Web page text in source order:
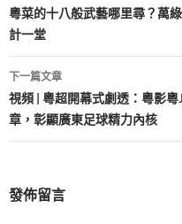
章
導
覽
粵菜的十八般武藝哪里尋？萬
計一堂
下一篇文章
視頻 | 粵超開幕式劇透：粵影
章，彰顯廣東足球精力內核
發佈留言